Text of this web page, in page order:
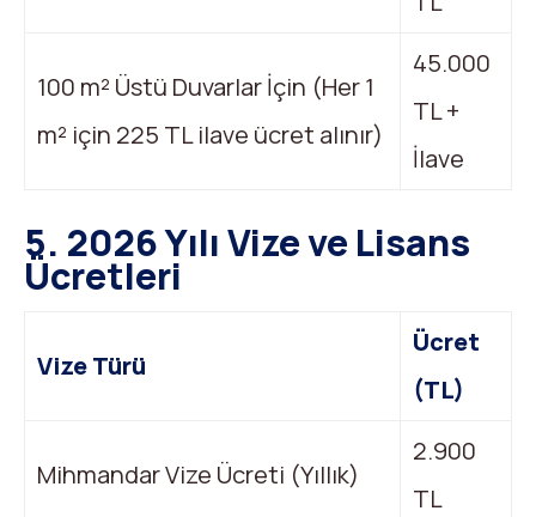
100 m² Üstü Duvarlar İçin (Her 1
m² için 225 TL ilave ücret alınır)
45.000
TL +
İlave
5. 2026 Yılı Vize ve Lisans
Ücretleri
Vize Türü
Ücret
(TL)
Mihmandar Vize Ücreti (Yıllık)
2.900
TL